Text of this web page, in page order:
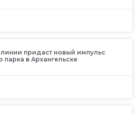
придаст новый импульс
парка в Архангельске